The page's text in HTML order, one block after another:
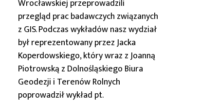
Wrocławskiej przeprowadzili
przegląd prac badawczych związanych
z GIS. Podczas wykładów nasz wydział
był reprezentowany przez Jacka
Koperdowskiego, który wraz z Joanną
Piotrowską z Dolnośląskiego Biura
Geodezji i Terenów Rolnych
poprowadził wykład pt.